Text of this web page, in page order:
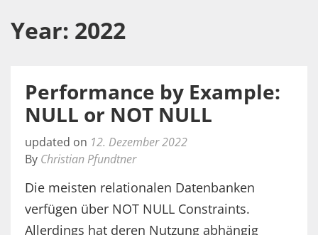
Year: 2022
Performance by Example:
NULL or NOT NULL
updated on 12. Dezember 2022
By Christian Pfundtner
Die meisten relationalen Datenbanken
verfügen über NOT NULL Constraints.
Allerdings hat deren Nutzung abhängig